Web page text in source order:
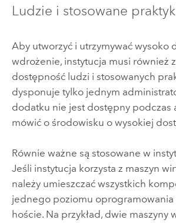
Ludzie i stosowane
Aby utworzyć i utrzymywać wysoko
wdrożenie, instytucja musi również
dostępność ludzi i stosowanych
dysponuje tylko jednym
dodatku nie jest dostępny podczas
mówić o środowisku o wysokiej
Równie ważne są stosowane w
Jeśli instytucja korzysta z maszyn
należy umieszczać wszystkich
jednego poziomu oprogramowania
hoście. Na przykład, dwie maszyny